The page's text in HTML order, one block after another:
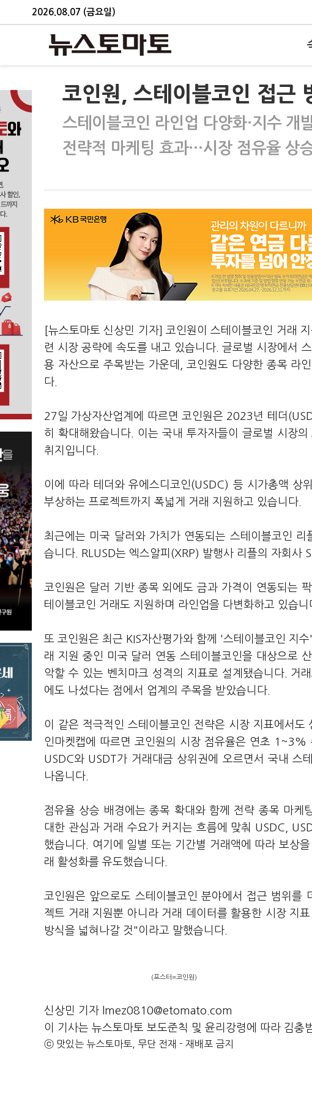
2026.08.07 (금요일)
코인원, 스테이블코인 접근
스테이블코인 라인업 다양화·지수 개
전략적 마케팅 효과…시장 점유율 상
[뉴스토마토 신상민 기자] 코인원이 스테이블코인 거래
련 시장 공략에 속도를 내고 있습니다. 글로벌 시장에서
용 자산으로 주목받는 가운데, 코인원도 다양한 종목 라
다.
27일 가상자산업계에 따르면 코인원은 2023년 테더
히 확대해왔습니다. 이는 국내 투자자들이 글로벌 시장
취지입니다.
이에 따라 테더와 유에스디코인(USDC) 등 시가총액 상
부상하는 프로젝트까지 폭넓게 거래 지원하고 있습니다.
최근에는 미국 달러와 가치가 연동되는 스테이블코인
습니다. RLUSD는 엑스알피(XRP) 발행사 리플의 자회사
코인원은 달러 기반 종목 외에도 금과 가격이 연동되는
테이블코인 거래도 지원하며 라인업을 다변화하고 있습니
또 코인원은 최근 KIS자산평가와 함께 '스테이블코인 지
래 지원 중인 미국 달러 연동 스테이블코인을 대상으로
악할 수 있는 벤치마크 성격의 지표로 설계됐습니다. 거
에도 나섰다는 점에서 업계의 주목을 받았습니다.
이 같은 적극적인 스테이블코인 전략은 시장 지표에서
인마켓캡에 따르면 코인원의 시장 점유율은 연초
USDC와 USDT가 거래대금 상위권에 오르면서 국내 스
나옵니다.
점유율 상승 배경에는 종목 확대와 함께 전략 종목 마케
대한 관심과 거래 수요가 커지는 흐름에 맞춰 USDC,
했습니다. 여기에 일별 또는 기간별 거래액에 따라 보상
래 활성화를 유도했습니다.
코인원은 앞으로도 스테이블코인 분야에서 접근 범위를
젝트 거래 지원뿐 아니라 거래 데이터를 활용한 시장 지
방식을 넓혀나갈 것"이라고 말했습니다.
(포스터=코인원)
신상민 기자 lmez0810@etomato.com
이 기사는 뉴스토마토 보도준칙 및 윤리강령에 따라 김충
ⓒ 맛있는 뉴스토마토, 무단 전재 - 재배포 금지